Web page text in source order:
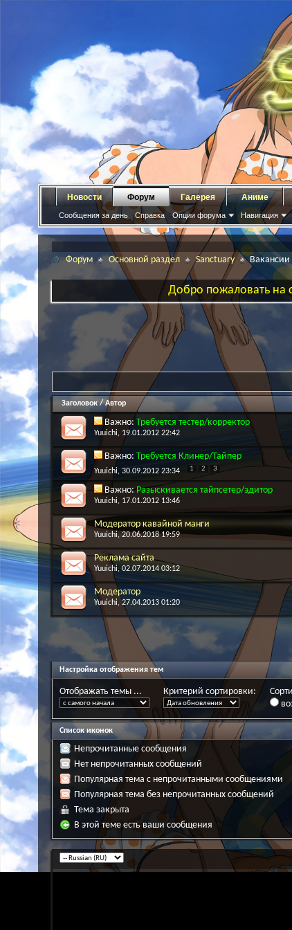
Новости Форум
Сообщения за день Справка Опции форума Навигация
Галерея Аниме
Форум Основной раздел Sanctuary Вакансии
Добро пожаловать на
Заголовок/Автор
Важно: Требуется тестер/корректор
Yuuichi, 19.01.2012 22:42
Важно: Требуется Клинер/Тайпер
Yuuichi, 30.09.2012 23:34 1 2 3
Важно:Разыскивается тайпсетер/эдитор
Yuuichi, 17.01.2012 13:46
Модератор кавайной манги
Yuuichi, 20.06.2018 19:59
Реклама сайта
Yuuichi, 02.07.2014 03:12
Модератор
Yuuichi, 27.04.2013 01:20
Настройка отображения тем
Отображать темы ... Критерий сортировки:
Список иконок
Непрочитанные сообщения
Нет непрочитанных сообщений
Популярная тема с непрочитанными сообщениями
Популярная тема без непрочитанных сообщений
Тема закрыта
В этой теме есть ваши сообщения